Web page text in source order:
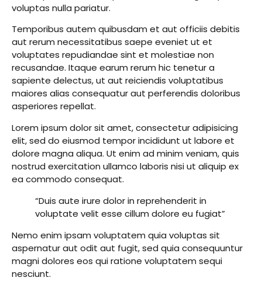
voluptas nulla pariatur.
Temporibus autem quibusdam et aut officiis debitis
aut rerum necessitatibus saepe eveniet ut et
voluptates repudiandae sint et molestiae non
recusandae. Itaque earum rerum hic tenetur a
sapiente delectus, ut aut reiciendis voluptatibus
maiores alias consequatur aut perferendis doloribus
asperiores repellat.
Lorem ipsum dolor sit amet, consectetur adipisicing
elit, sed do eiusmod tempor incididunt ut labore et
dolore magna aliqua. Ut enim ad minim veniam, quis
nostrud exercitation ullamco laboris nisi ut aliquip ex
ea commodo consequat.
“Duis aute irure dolor in reprehenderit in
voluptate velit esse cillum dolore eu fugiat”
Nemo enim ipsam voluptatem quia voluptas sit
aspernatur aut odit aut fugit, sed quia consequuntur
magni dolores eos qui ratione voluptatem sequi
nesciunt.